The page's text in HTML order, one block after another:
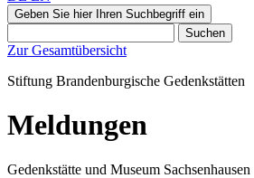
Geben Sie hier Ihren Suchbegriff ein
Suchen
Zur Gesamtübersicht
Stiftung Brandenburgische Gedenkstätten
Meldungen
Gedenkstätte und Museum Sachsenhausen